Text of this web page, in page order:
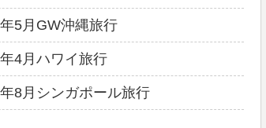
5月GW沖縄旅行
4月ハワイ旅行
8月シンガポール旅行